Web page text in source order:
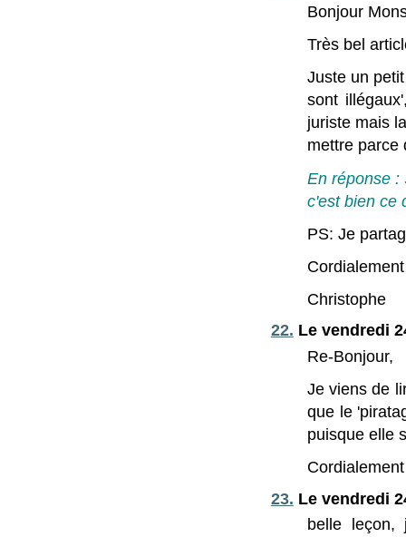
Bonjour
Très bel
Juste un
sont
juriste mais
mettre parce
En réponse :
c'est bien ce
PS: Je
Christophe
22. Le vendredi
Re-Bonjour,
Je viens de
que le
puisque elle
Cordialement
23. Le vendredi
belle